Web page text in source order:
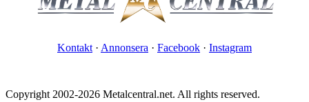
Kontakt · Annonsera · Facebook · Instagram
Copyright 2002-2026 Metalcentral.net. All rights reserved.